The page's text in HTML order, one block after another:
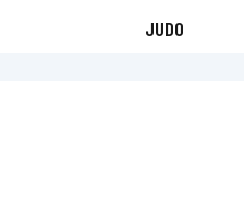
JUDO